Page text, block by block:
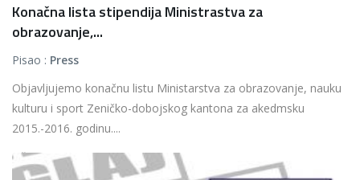
Konačna lista stipendija Ministrastva za
obrazovanje,...
Pisao : Press
Objavljujemo konačnu listu Ministarstva za obrazovanje, nauku
kulturu i sport Zeničko-dobojskog kantona za akedmsku
2015.-2016. godinu....
Više...